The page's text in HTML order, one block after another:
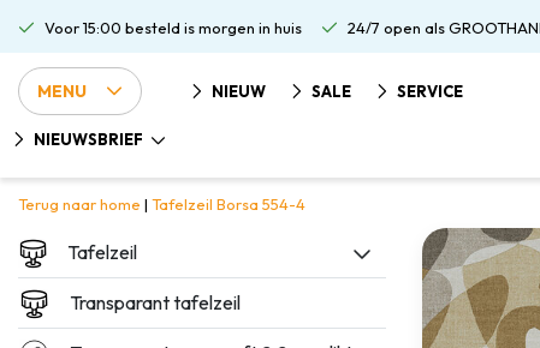
Voor 15:00 besteld is morgen in huis 24/7 open als
MENU NIEUW SALE SERVICE
NIEUWSBRIEF
Terug naar home | Tafelzeil Borsa 554-4
Tafelzeil
Transparant tafelzeil